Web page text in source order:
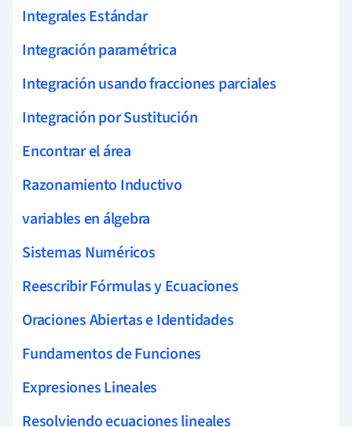
Integrales Estándar
Integración paramétrica
Integración usando fracciones parciales
Integración por Sustitución
Encontrar el área
Razonamiento Inductivo
variables en álgebra
Sistemas Numéricos
Reescribir Fórmulas y Ecuaciones
Oraciones Abiertas e Identidades
Fundamentos de Funciones
Expresiones Lineales
Resolviendo ecuaciones lineales